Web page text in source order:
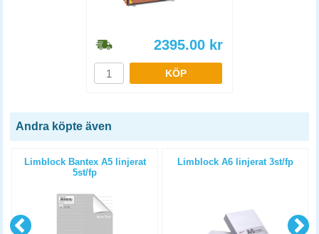
2395.00 kr
KÖP
Andra köpte även
Limblock Bantex A5 linjerat
5st/fp
Limblock A6 linjerat 3st/fp